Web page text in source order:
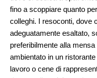
fino a scoppiare quanto
colleghi. I resoconti, dove
adeguatamente esaltato,
preferibilmente alla
ambientato in un
lavoro o cene di